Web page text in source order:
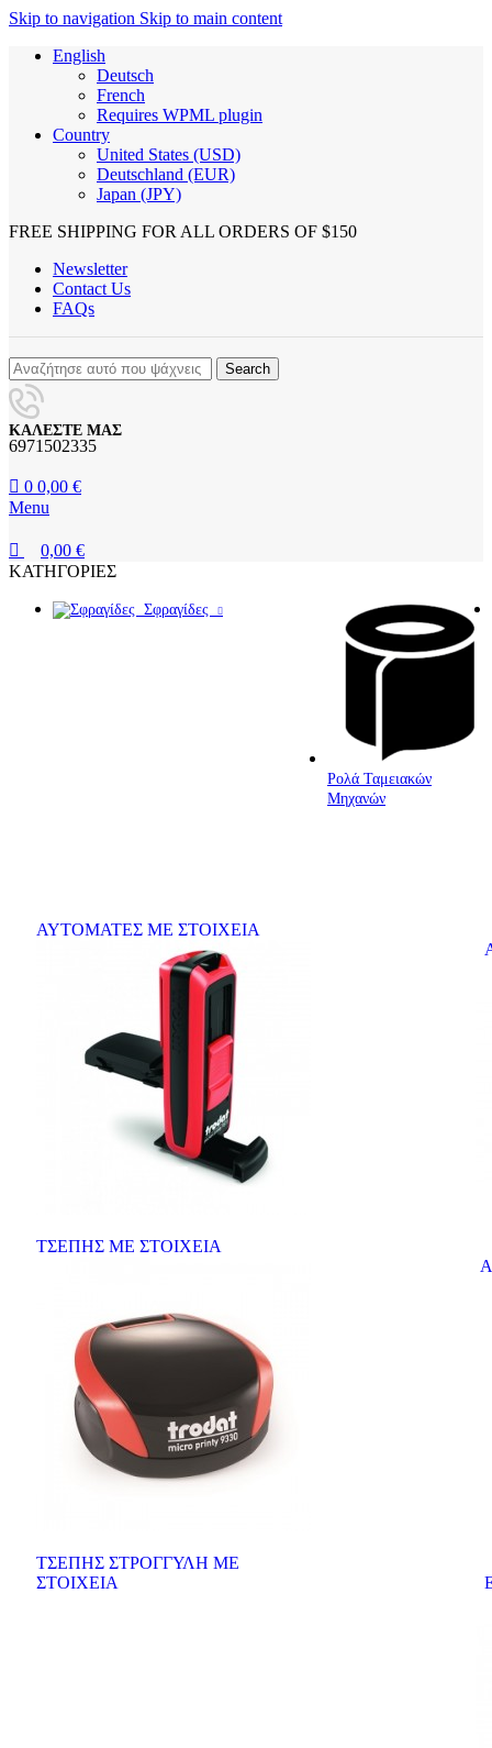
Skip to navigation Skip to main content
English
Deutsch
French
Requires WPML plugin
Country
United States (USD)
Deutschland (EUR)
Japan (JPY)
FREE SHIPPING FOR ALL ORDERS OF $150
Newsletter
Contact Us
FAQs
Search
ΚΑΛΕΣΤΕ ΜΑΣ
6971502335
0 0,00 €
Menu
0,00 €
ΚΑΤΗΓΟΡΙΕΣ
Σφραγίδες
ΑΥΤΟΜΑΤΕΣ ΜΕ ΣΤΟΙΧΕΙΑ
ΤΣΕΠΗΣ ΜΕ ΣΤΟΙΧΕΙΑ
ΤΣΕΠΗΣ ΣΤΡΟΓΓΥΛΗ ΜΕ
ΣΤΟΙΧΕΙΑ
Ρολά Ταμειακών
Μηχανών